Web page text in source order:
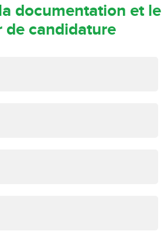
documentation et le
de candidature